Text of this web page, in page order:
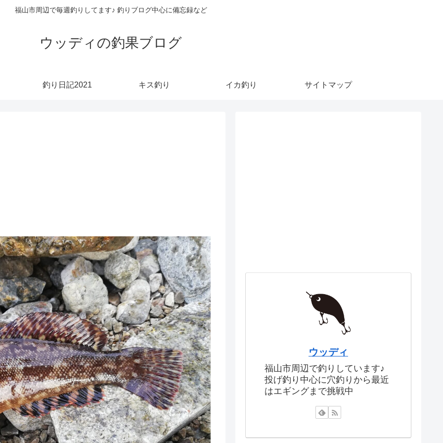
福山市周辺で毎週釣りしてます♪ 釣りブログ中心に備忘録など
ウッディの釣果ブログ
釣り日記2021 キス釣り イカ釣り サイトマップ
ウッディ
福山市周辺で釣りしています♪
投げ釣り中心に穴釣りから最近
はエギングまで挑戦中